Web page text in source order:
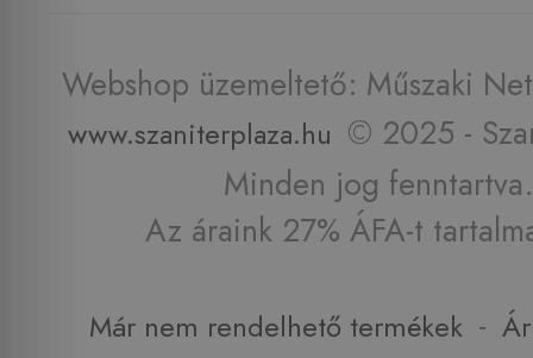
Webshop üzemeltető: Műszaki
www.szaniterplaza.hu © 2025 -
Minden jog fenntartva.
Az áraink 27% ÁFA-t
Már nem rendelhető termékek -